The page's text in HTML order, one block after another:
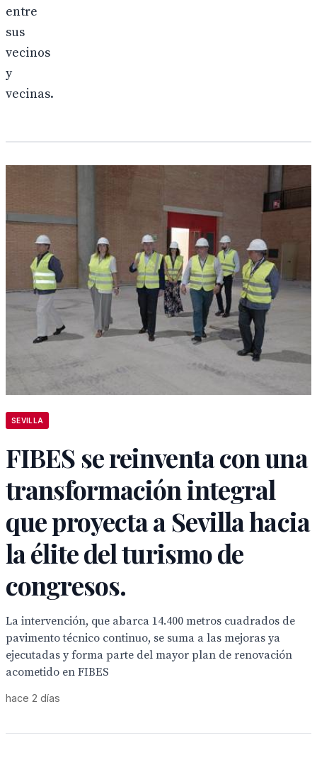
entre
sus
vecinos
y
vecinas.
SEVILLA
FIBES se reinventa con una
transformación integral
que proyecta a Sevilla hacia
la élite del turismo de
congresos.
La intervención, que abarca 14.400 metros cuadrados de
pavimento técnico continuo, se suma a las mejoras ya
ejecutadas y forma parte del mayor plan de renovación
acometido en FIBES
hace 2 días